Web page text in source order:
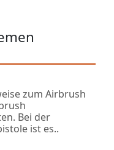
zum Airbrush
Bei der
ist es..